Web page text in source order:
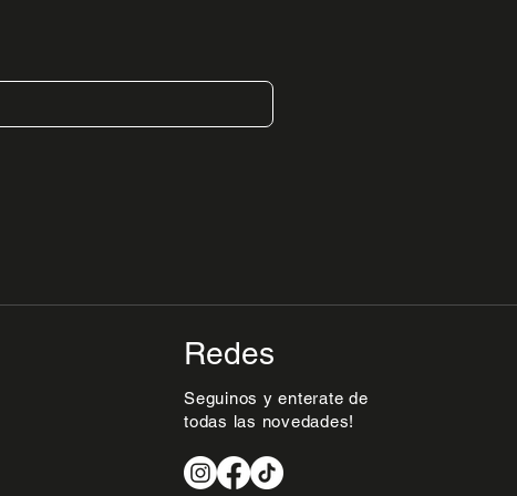
Redes
Seguinos y enterate de
todas las novedades!